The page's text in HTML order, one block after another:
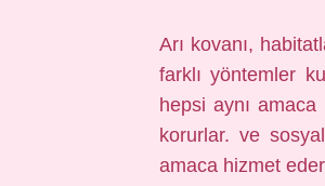
Arı kovanı,
farklı yöntemler
hepsi aynı
korurlar. ve sosyal
amaca hizmet